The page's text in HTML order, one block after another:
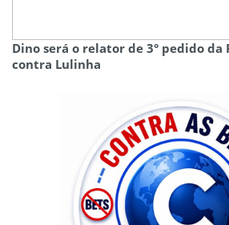
Dino será o relator de 3° pedido da
contra Lulinha